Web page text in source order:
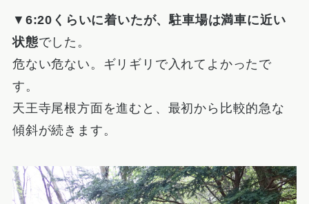
▼ 6:20くらいに着いたが、駐車場は満車に近い
状態でした。
危ない危ない。ギリギリで入れてよかったで
す。
天王寺尾根方面を進むと、最初から比較的急な
傾斜が続きます。